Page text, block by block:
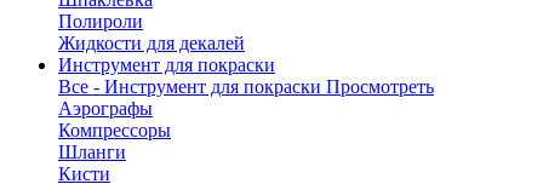
Полироли
Жидкости для декалей
Инструмент для покраски
Все - Инструмент для покраски Просмотреть
Аэрографы
Компрессоры
Шланги
Кисти